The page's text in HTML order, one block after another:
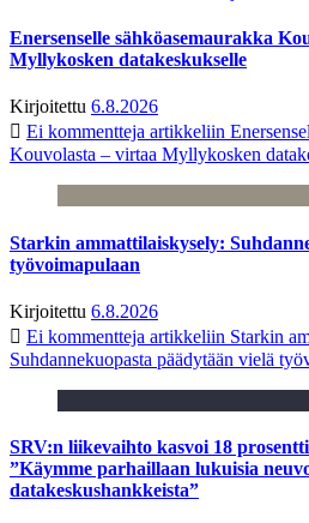
Enersenselle sähköasemaurakka
Myllykosken datakeskukselle
Kirjoitettu 6.8.2026
Ei kommentteja artikkeliin
Kouvolasta – virtaa Myllykosken
Starkin ammattilaiskysely:
työvoimapulaan
Kirjoitettu 6.8.2026
Ei kommentteja artikkeliin Starkin
Suhdannekuopasta päädytään vielä
SRV:n liikevaihto kasvoi 18
”Käymme parhaillaan lukuisia
datakeskushankkeista”